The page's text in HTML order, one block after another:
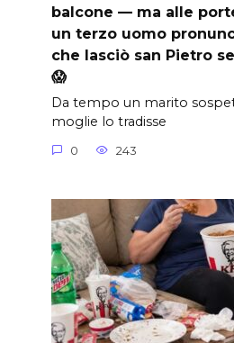
balcone — ma alle
un terzo uomo
che lasciò san Pietro
😱
Da tempo un marito
moglie lo tradisse
0 243